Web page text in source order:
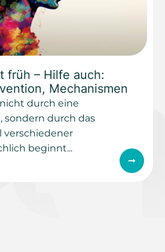
früh – Hilfe auch:
Mechanismen
durch eine
sondern durch das
verschiedener
beginnt...